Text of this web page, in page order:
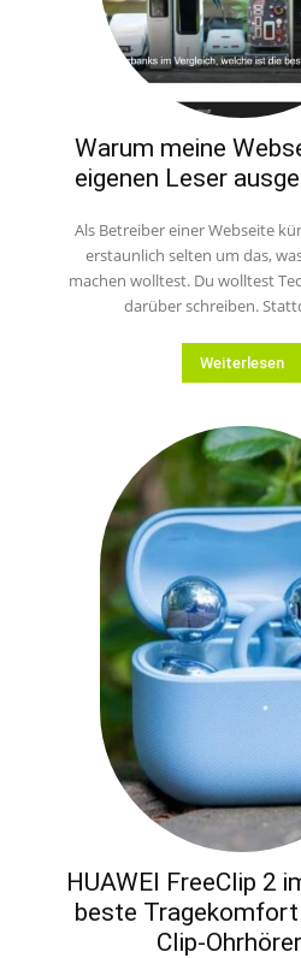
Warum meine
eigenen Leser
Als Betreiber einer Webseite
erstaunlich selten um das,
machen wolltest. Du wolltest
darüber schreiben.
Weiterlesen
HUAWEI FreeClip 2
beste
Clip-